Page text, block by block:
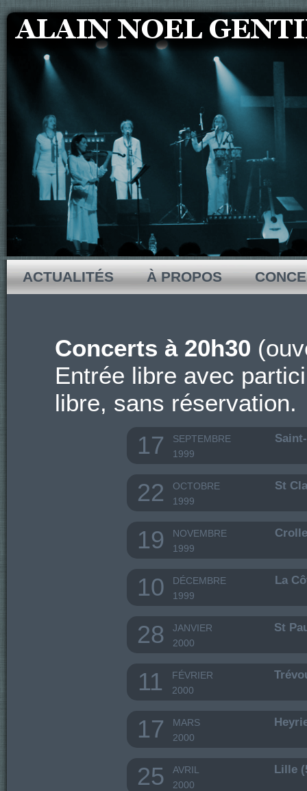
À PROPOS
ACTUALITÉS
Concerts à 20h30
Entrée libre avec
libre, sans réservation.
17 SEPTEMBRE
1999
22 OCTOBRE St
1999
19 NOVEMBRE
1999
10 DÉCEMBRE La
1999
28 JANVIER St
2000
11 FÉVRIER
2000
17 MARS
2000
25 AVRIL Lille
2000